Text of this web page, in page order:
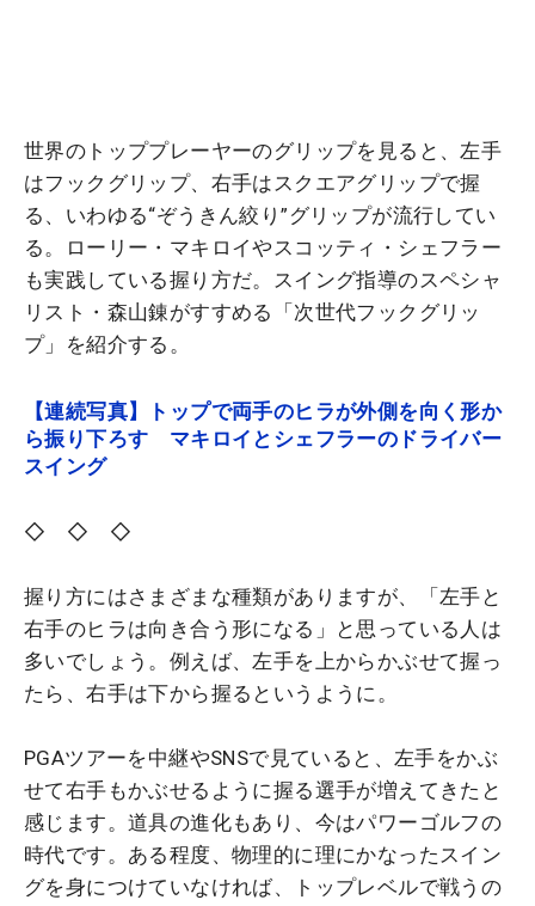
世界のトッププレーヤーのグリップを見ると、左手
はフックグリップ、右手はスクエアグリップで握
る、いわゆる“ぞうきん絞り”グリップが流行してい
る。ローリー・マキロイやスコッティ・シェフラー
も実践している握り方だ。スイング指導のスペシャ
リスト・森山錬がすすめる「次世代フックグリッ
プ」を紹介する。
【連続写真】トップで両手のヒラが外側を向く形か
ら振り下ろす マキロイとシェフラーのドライバー
スイング
◇ ◇ ◇
握り方にはさまざまな種類がありますが、「左手と
右手のヒラは向き合う形になる」と思っている人は
多いでしょう。例えば、左手を上からかぶせて握っ
たら、右手は下から握るというように。
PGAツアーを中継やSNSで見ていると、左手をかぶ
せて右手もかぶせるように握る選手が増えてきたと
感じます。道具の進化もあり、今はパワーゴルフの
時代です。ある程度、物理的に理にかなったスイン
グを身につけていなければ、トップレベルで戦うの